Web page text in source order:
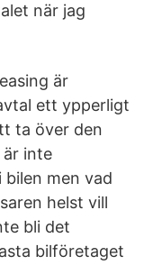
när jag
är
ett ypperligt
ta över den
är inte
men vad
helst vill
bli det
bilföretaget